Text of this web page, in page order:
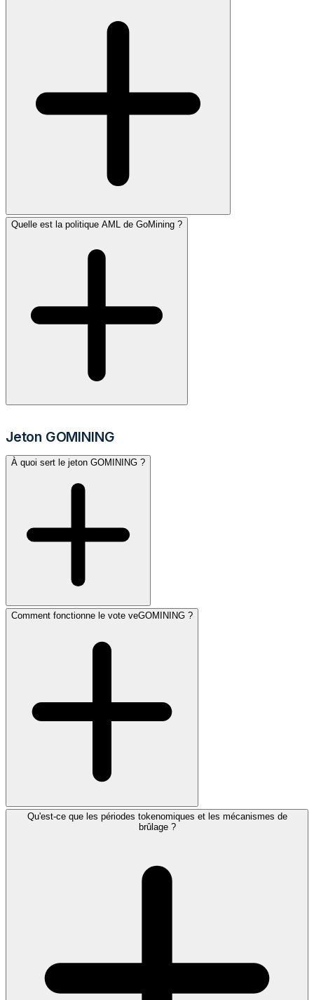
Quelle est la politique AML de GoMining ?
Jeton GOMINING
À quoi sert le jeton GOMINING ?
Comment fonctionne le vote veGOMINING ?
Qu'est-ce que les périodes tokenomiques et les mécanismes de
brûlage ?